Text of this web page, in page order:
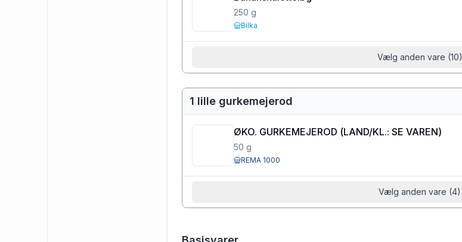
250 g
Bilka
Vælg anden vare (10)
1 lille gurkemejerod
ØKO. GURKEMEJEROD (LAND/KL.: SE VAREN)
50 g
REMA 1000
Vælg anden vare (4)